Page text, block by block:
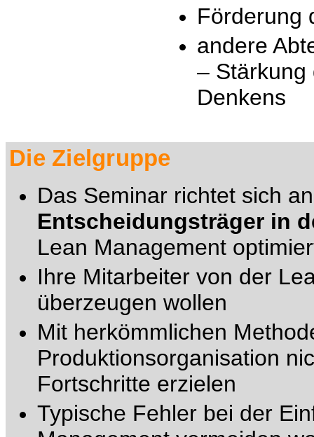
Förderung
andere
– Stärkung
Denkens
Die Zielgruppe
Das Seminar richtet sich
Entscheidungsträger in
Lean Management
Ihre Mitarbeiter von der
überzeugen wollen
Mit herkömmlichen
Produktionsorganisation
Fortschritte erzielen
Typische Fehler bei der